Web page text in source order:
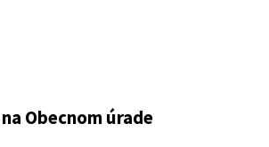
Obecnom úrade